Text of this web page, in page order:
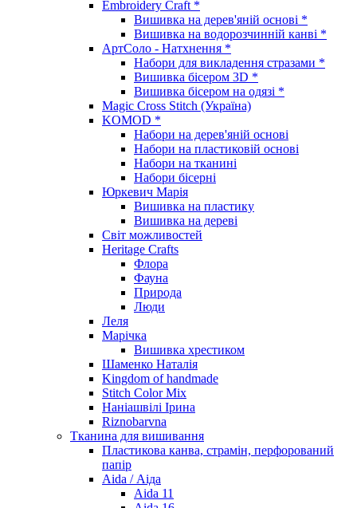
Embroidery Craft *
Вишивка на дерев'яній основі *
Вишивка на водорозчинній канві *
АртСоло - Натхнення *
Набори для викладення стразами *
Вишивка бісером 3D *
Вишивка бісером на одязі *
Magic Cross Stitch (Україна)
KOMOD *
Набори на дерев'яній основі
Набори на пластиковій основі
Набори на тканині
Набори бісерні
Юркевич Марія
Вишивка на пластику
Вишивка на дереві
Світ можливостей
Heritage Crafts
Флора
Фауна
Природа
Люди
Леля
Марічка
Вишивка хрестиком
Шаменко Наталія
Kingdom of handmade
Stitch Color Mix
Наніашвілі Ірина
Riznobarvna
Тканина для вишивання
Пластикова канва, страмін, перфорований
папір
Aida / Аіда
Aida 11